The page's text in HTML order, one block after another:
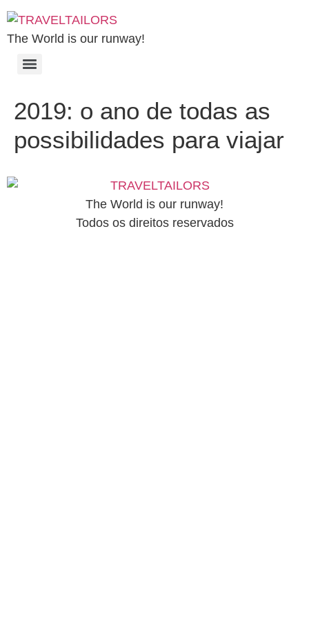
The World is our runway!
2019: o ano de todas as
possibilidades para viajar
The World is our runway!
Todos os direitos reservados